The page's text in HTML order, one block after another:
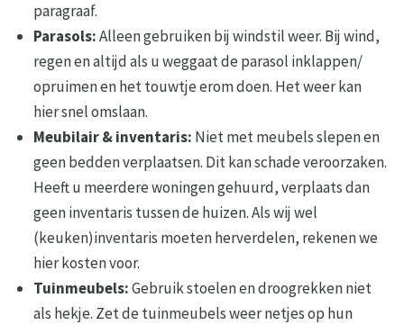
paragraaf.
Parasols:Alleen gebruiken bij windstil weer. Bij wind,
regen en altijd als u weggaat de parasol inklappen/
opruimen en het touwtje erom doen. Het weer kan
hier snel omslaan.
Meubilair & inventaris: Niet met meubels slepen en
geen bedden verplaatsen. Dit kan schade veroorzaken.
Heeft u meerdere woningen gehuurd, verplaats dan
geen inventaris tussen de huizen. Als wij wel
(keuken)inventaris moeten herverdelen, rekenen we
hier kosten voor.
Tuinmeubels:Gebruik stoelen en droogrekken niet
als hekje. Zet de tuinmeubels weer netjes op hun